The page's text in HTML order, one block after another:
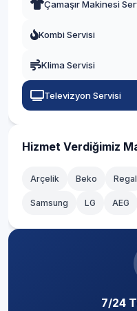
Çamaşır Makinesi
Kombi Servisi
Klima Servisi
Televizyon Servisi
Hizmet Verdiğimiz
Arçelik Beko Regal
Samsung LG AEG
7/24